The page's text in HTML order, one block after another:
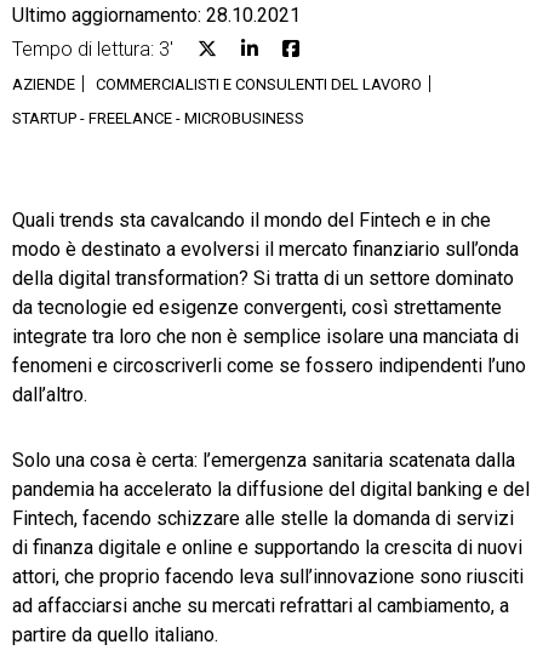
CRM
Email Marketing
Fatturazione
Financial Solutions
HR
Trust Services
TeamSystem Corporate
TeamSystem Store
Ultimo aggiornamento: 28.10.2021
Tempo di lettura: 3'
AZIENDE
COMMERCIALISTI E CONSULENTI DEL LAVORO
STARTUP - FREELANCE - MICROBUSINESS
Quali trends sta cavalcando il mondo del Fintech e in che
modo è destinato a evolversi il mercato finanziario sull’onda
della digital transformation? Si tratta di un settore dominato
da tecnologie ed esigenze convergenti, così strettamente
integrate tra loro che non è semplice isolare una manciata di
fenomeni e circoscriverli come se fossero indipendenti l’uno
dall’altro.
Solo una cosa è certa: l’emergenza sanitaria scatenata dalla
pandemia ha accelerato la diffusione del digital banking e del
Fintech, facendo schizzare alle stelle la domanda di servizi
di finanza digitale e online e supportando la crescita di nuovi
attori, che proprio facendo leva sull’innovazione sono riusciti
ad affacciarsi anche su mercati refrattari al cambiamento, a
partire da quello italiano.